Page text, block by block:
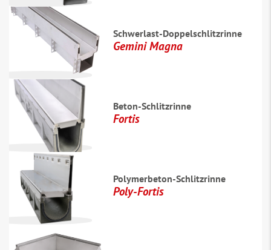
Schwerlast-Doppelschlitzrinne
Gemini Magna
Beton-Schlitzrinne
Fortis
Polymerbeton-Schlitzrinne
Poly-Fortis